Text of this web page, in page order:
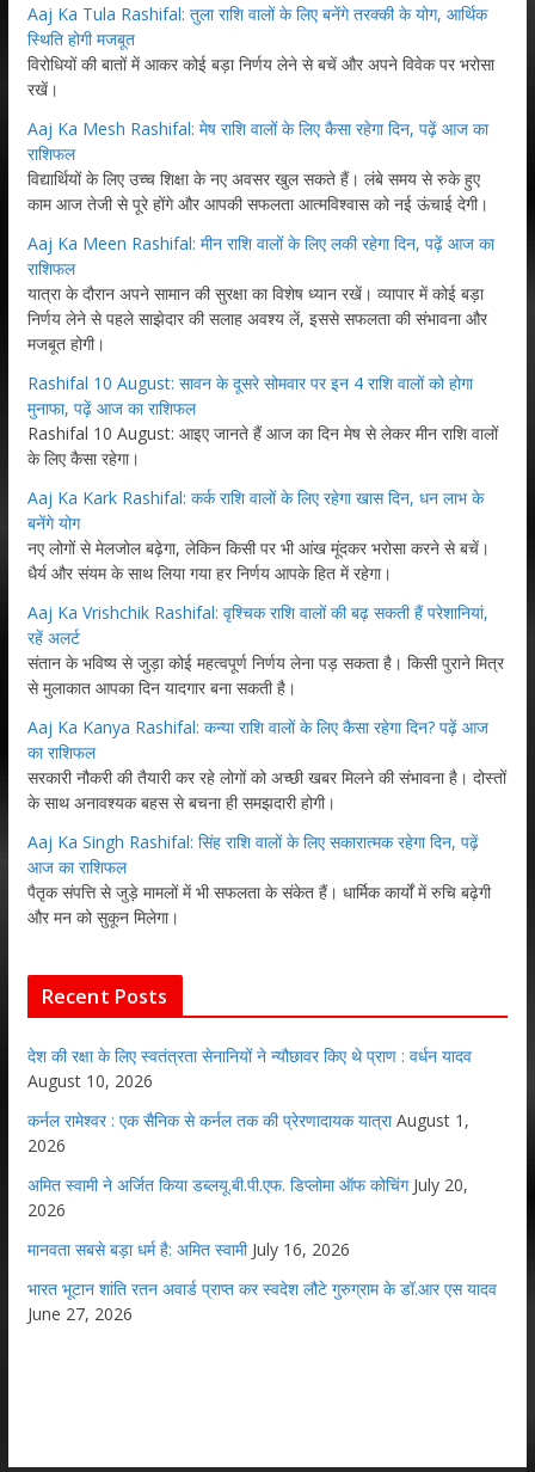
Aaj Ka Tula Rashifal: तुला राशि वालों के लिए बनेंगे तरक्की के योग, आर्थिक
स्थिति होगी मजबूत
विरोधियों की बातों में आकर कोई बड़ा निर्णय लेने से बचें और अपने विवेक पर भरोसा
रखें।
Aaj Ka Mesh Rashifal: मेष राशि वालों के लिए कैसा रहेगा दिन, पढ़ें आज का
राशिफल
विद्यार्थियों के लिए उच्च शिक्षा के नए अवसर खुल सकते हैं। लंबे समय से रुके हुए
काम आज तेजी से पूरे होंगे और आपकी सफलता आत्मविश्वास को नई ऊंचाई देगी।
Aaj Ka Meen Rashifal: मीन राशि वालों के लिए लकी रहेगा दिन, पढ़ें आज का
राशिफल
यात्रा के दौरान अपने सामान की सुरक्षा का विशेष ध्यान रखें। व्यापार में कोई बड़ा
निर्णय लेने से पहले साझेदार की सलाह अवश्य लें, इससे सफलता की संभावना और
मजबूत होगी।
Rashifal 10 August: सावन के दूसरे सोमवार पर इन 4 राशि वालों को होगा
मुनाफा, पढ़ें आज का राशिफल
Rashifal 10 August: आइए जानते हैं आज का दिन मेष से लेकर मीन राशि वालों
के लिए कैसा रहेगा।
Aaj Ka Kark Rashifal: कर्क राशि वालों के लिए रहेगा खास दिन, धन लाभ के
बनेंगे योग
नए लोगों से मेलजोल बढ़ेगा, लेकिन किसी पर भी आंख मूंदकर भरोसा करने से बचें।
धैर्य और संयम के साथ लिया गया हर निर्णय आपके हित में रहेगा।
Aaj Ka Vrishchik Rashifal: वृश्चिक राशि वालों की बढ़ सकती हैं परेशानियां,
रहें अलर्ट
संतान के भविष्य से जुड़ा कोई महत्वपूर्ण निर्णय लेना पड़ सकता है। किसी पुराने मित्र
से मुलाकात आपका दिन यादगार बना सकती है।
Aaj Ka Kanya Rashifal: कन्या राशि वालों के लिए कैसा रहेगा दिन? पढ़ें आज
का राशिफल
सरकारी नौकरी की तैयारी कर रहे लोगों को अच्छी खबर मिलने की संभावना है। दोस्तों
के साथ अनावश्यक बहस से बचना ही समझदारी होगी।
Aaj Ka Singh Rashifal: सिंह राशि वालों के लिए सकारात्मक रहेगा दिन, पढ़ें
आज का राशिफल
पैतृक संपत्ति से जुड़े मामलों में भी सफलता के संकेत हैं। धार्मिक कार्यों में रुचि बढ़ेगी
और मन को सुकून मिलेगा।
Recent Posts
देश की रक्षा के लिए स्वतंत्रता सेनानियों ने न्यौछावर किए थे प्राण : वर्धन यादव
August 10, 2026
कर्नल रामेश्वर : एक सैनिक से कर्नल तक की प्रेरणादायक यात्रा August 1,
2026
अमित स्वामी ने अर्जित किया डब्लयू.बी.पी.एफ. डिप्लोमा ऑफ कोचिंग July 20,
2026
मानवता सबसे बड़ा धर्म है: अमित स्वामी July 16, 2026
भारत भूटान शांति रतन अवार्ड प्राप्त कर स्वदेश लौटे गुरुग्राम के डॉ.आर एस यादव
June 27, 2026